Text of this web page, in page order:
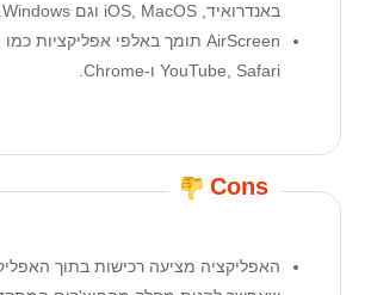
באנדרואיד, iOS, MacOS וגם Windows.
YouTube, Safari ו-Chrome.
Cons
האפליקציה מציעה רכישות בתוך